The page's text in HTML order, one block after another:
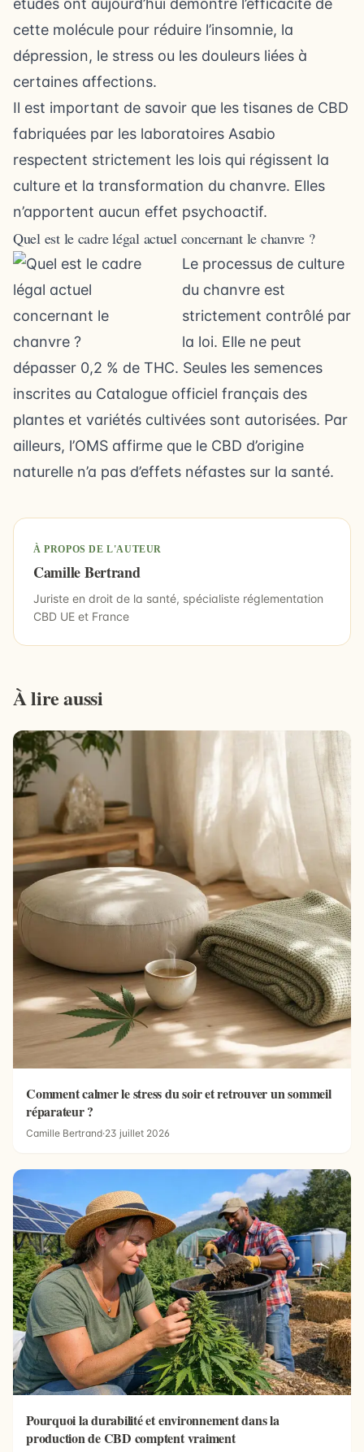
études ont aujourd’hui démontré l’efficacité de
cette molécule pour réduire l’insomnie, la
dépression, le stress ou les douleurs liées à
certaines affections.
Il est important de savoir que les tisanes de CBD
fabriquées par les laboratoires Asabio
respectent strictement les lois qui régissent la
culture et la transformation du chanvre. Elles
n’apportent aucun effet psychoactif.
Quel est le cadre légal actuel concernant le chanvre ?
Le processus de culture
du chanvre est
strictement contrôlé par
la loi. Elle ne peut
dépasser 0,2 % de THC. Seules les semences
inscrites au Catalogue officiel français des
plantes et variétés cultivées sont autorisées. Par
ailleurs, l’OMS affirme que le CBD d’origine
naturelle n’a pas d’effets néfastes sur la santé.
À PROPOS DE L'AUTEUR
Camille Bertrand
Juriste en droit de la santé, spécialiste réglementation
CBD UE et France
À lire aussi
Comment calmer le stress du soir et retrouver un sommeil
réparateur ?
Camille Bertrand·23 juillet 2026
Pourquoi la durabilité et environnement dans la
production de CBD comptent vraiment